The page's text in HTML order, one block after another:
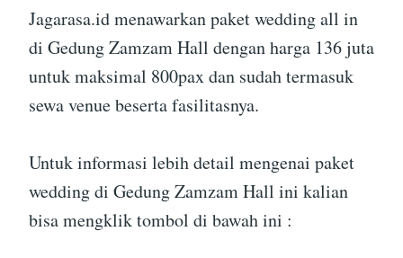
Jagarasa.id menawarkan paket wedding all in
di Gedung Zamzam Hall dengan harga 136 juta
untuk maksimal 800pax dan sudah termasuk
sewa venue beserta fasilitasnya.
Untuk informasi lebih detail mengenai paket
wedding di Gedung Zamzam Hall ini kalian
bisa mengklik tombol di bawah ini :